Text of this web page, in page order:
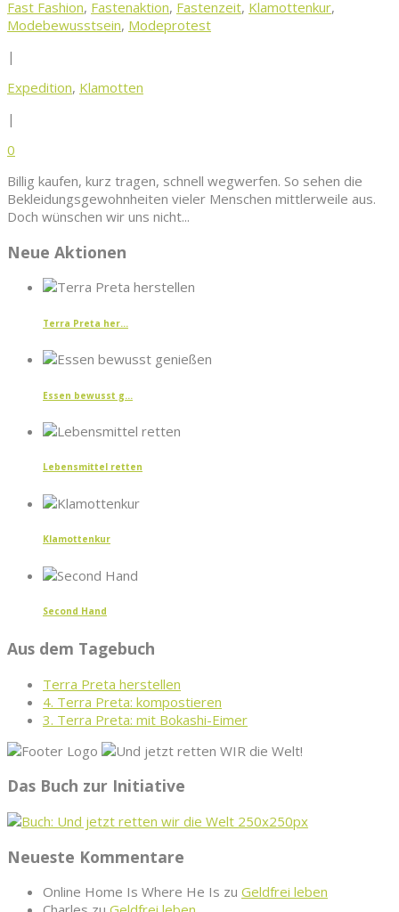
Fast Fashion, Fastenaktion, Fastenzeit, Klamottenkur,
Modebewusstsein, Modeprotest
|
Expedition, Klamotten
|
0
Billig kaufen, kurz tragen, schnell wegwerfen. So sehen die
Bekleidungsgewohnheiten vieler Menschen mittlerweile aus.
Doch wünschen wir uns nicht...
Neue Aktionen
Terra Preta her...
Essen bewusst g...
Lebensmittel retten
Klamottenkur
Second Hand
Aus dem Tagebuch
Terra Preta herstellen
4. Terra Preta: kompostieren
3. Terra Preta: mit Bokashi-Eimer
Das Buch zur Initiative
Neueste Kommentare
Online Home Is Where He Is zu Geldfrei leben